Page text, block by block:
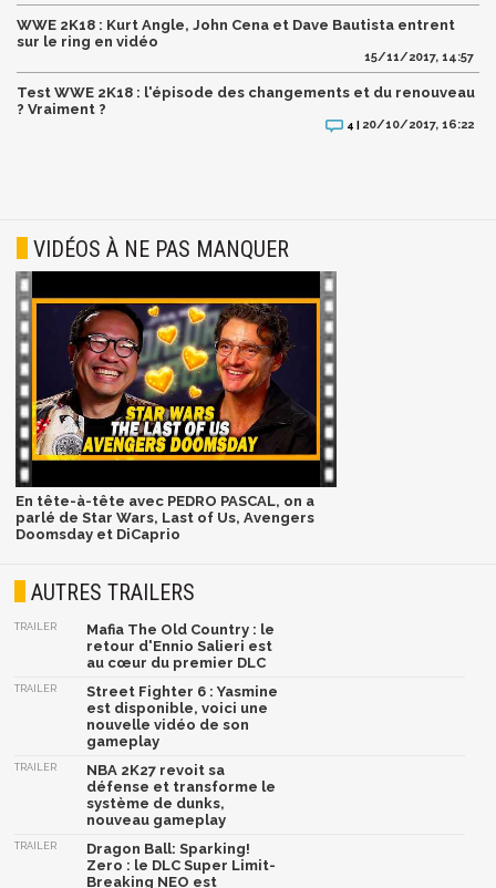
WWE 2K18 : Kurt Angle, John Cena et Dave Bautista entrent
sur le ring en vidéo
15/11/2017, 14:57
Test WWE 2K18 : l'épisode des changements et du renouveau
? Vraiment ?
4 | 20/10/2017, 16:22
VIDÉOS À NE PAS MANQUER
En tête-à-tête avec PEDRO PASCAL, on a
parlé de Star Wars, Last of Us, Avengers
Doomsday et DiCaprio
AUTRES TRAILERS
TRAILER
Mafia The Old Country : le
retour d'Ennio Salieri est
au cœur du premier DLC
TRAILER
Street Fighter 6 : Yasmine
est disponible, voici une
nouvelle vidéo de son
gameplay
TRAILER
NBA 2K27 revoit sa
défense et transforme le
système de dunks,
nouveau gameplay
TRAILER
Dragon Ball: Sparking!
Zero : le DLC Super Limit-
Breaking NEO est